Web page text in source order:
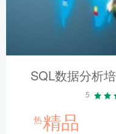
SQL数据分析
5
热精品